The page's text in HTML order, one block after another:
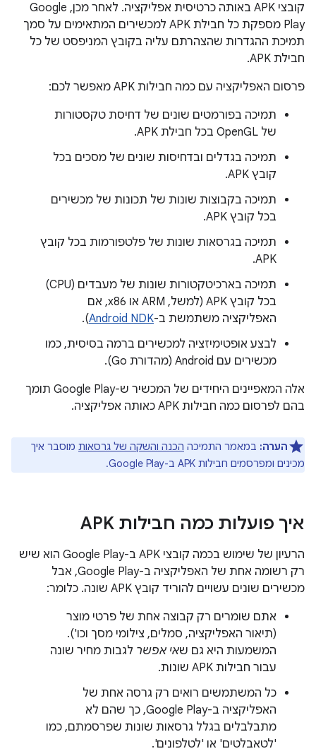
קובצי APK באותה כרטיסית אפליקציה. לאחר מכן, Google
Play מספקת כל חבילת APK למכשירים המתאימים על סמך
תמיכת ההגדרות שהצהרתם עליה בקובץ המניפסט של כל
חבילת APK.
פרסום האפליקציה עם כמה חבילות APK מאפשר לכם:
תמיכה בפורמטים שונים של דחיסת טקסטורות
של OpenGL בכל חבילת APK.
תמיכה בגדלים ובדחיסות שונים של מסכים בכל
קובץ APK.
תמיכה בקבוצות שונות של תכונות של מכשירים
בכל קובץ APK.
תמיכה בגרסאות שונות של פלטפורמות בכל קובץ
APK.
תמיכה בארכיטקטורות שונות של מעבדים (CPU)
בכל קובץ APK (למשל, ARM או x86, אם
האפליקציה משתמשת ב-Android NDK
).
לבצע אופטימיזציה למכשירים ברמה בסיסית, כמו
מכשירים עם Android (מהדורת Go).
אלה המאפיינים היחידים של המכשיר ש-Google Play תומך
בהם לפרסום כמה חבילות APK כאותה אפליקציה.
הערה: במאמר התמיכה הכנה והשקה של גרסאות מוסבר איך
מכינים ומפרסמים חבילות APK ב-Google Play.
איך פועלות כמה חבילות APK
הרעיון של שימוש בכמה קובצי APK ב-Google Play הוא שיש
רק רשומה אחת של האפליקציה ב-Google Play, אבל
מכשירים שונים עשויים להוריד קובץ APK שונה. כלומר:
אתם שומרים רק קבוצה אחת של פרטי מוצר
(תיאור האפליקציה, סמלים, צילומי מסך וכו').
המשמעות היא גם שאי אפשר לגבות מחיר שונה
עבור חבילות APK שונות.
כל המשתמשים רואים רק גרסה אחת של
האפליקציה ב-Google Play, כך שהם לא
מתבלבלים בגלל גרסאות שונות שפרסמתם, כמו
'לטאבלטים' או 'לטלפונים'.